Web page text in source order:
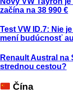
začína na 38 990 €
Test VW ID.7: Nie
mení budúcnosť
Renault Austral na
strednou cestou?
Čína